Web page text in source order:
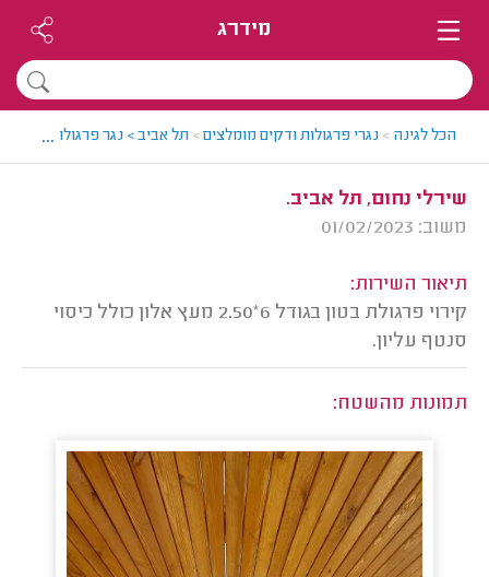
מידרג
הכל לגינה > נגרי פרגולות ודקים מומלצים> תל אביב > נגר פרגולות
...
שירלי נחום, תל אביב.
משוב: 01/02/2023
תיאור השירות:
קירוי פרגולת בטון בגודל 6*2.50 מעץ אלון כולל כיסוי
סנטף עליון.
תמונות מהשטח: